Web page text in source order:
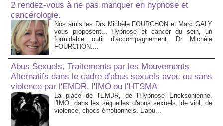
2 rendez-vous à ne pas manquer en hypnose et
cancérologie.
Nos amis les Drs Michèle FOURCHON et Marc GALY
vous proposent... Hypnose et cancer du sein, un
formidable outil d'accompagnement. Dr Michèle
FOURCHON....
Abus Sexuels, Traitements par les Mouvements
Alternatifs dans le cadre d’abus sexuels avec ou sans
violence par l'EMDR, l'IMO ou l'HTSMA
La place de l'EMDR, de l'Hypnose Ericksonienne,
l'IMO, dans les séquelles d'abus sexuels, de viol, de
violence, chocs émotionnels. L’abu...